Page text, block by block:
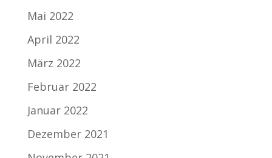
Mai 2022
April 2022
März 2022
Februar 2022
Januar 2022
Dezember 2021